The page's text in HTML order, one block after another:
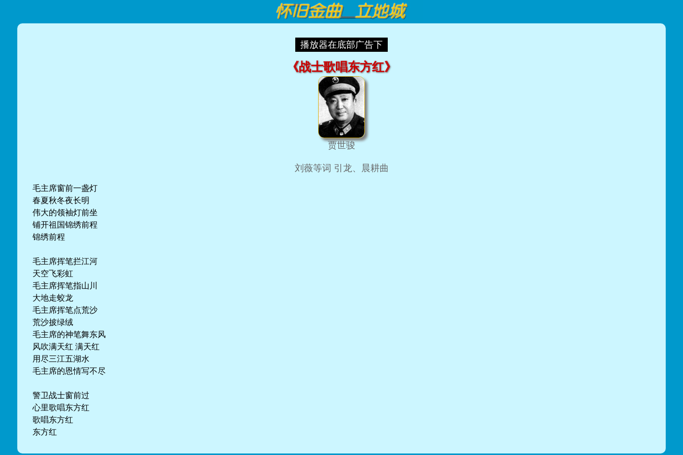
播放器在底部广告下
《战士歌唱东方红》
贾世骏
刘薇等词 引龙、晨耕曲
毛主席窗前一盏灯
春夏秋冬夜长明
伟大的领袖灯前坐
铺开祖国锦绣前程
锦绣前程
毛主席挥笔拦江河
天空飞彩虹
毛主席挥笔指山川
大地走蛟龙
毛主席挥笔点荒沙
荒沙披绿绒
毛主席的神笔舞东风
风吹满天红 满天红
用尽三江五湖水
毛主席的恩情写不尽
警卫战士窗前过
心里歌唱东方红
歌唱东方红
东方红